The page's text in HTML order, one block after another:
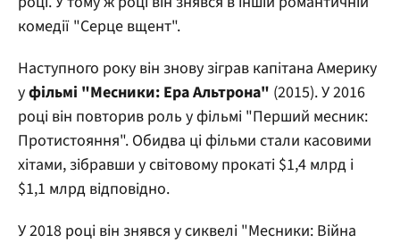
комедії "Серце вщент".
Наступного року він знову зіграв капітана Америку
уфільмі "Месники: Ера Альтрона" (2015). У 2016
році він повторив роль у фільмі "Перший месник:
Протистояння". Обидва ці фільми стали касовими
хітами, зібравши у світовому прокаті $1,4 млрд і
$1,1 млрд відповідно.
У 2018 році він знявся у сиквелі "Месники: Війна